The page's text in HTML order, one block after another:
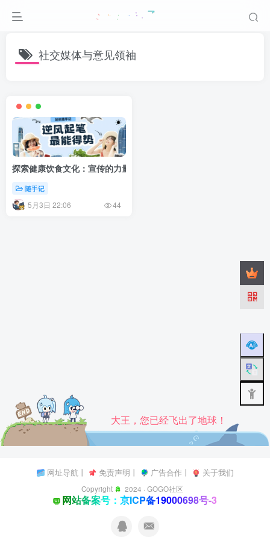
社交媒体与意见领袖
探索健康饮食文化：宣传的力量与实践之道
随手记
5月3日 22:06 44
大王，您已经飞出了地球！
网址导航 丨 免责声明 丨 广告合作丨 关于我们
Copyright 2024 ·GOGO社区
网站备案号：京ICP备19000698号-3